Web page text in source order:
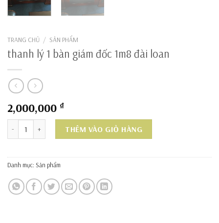
TRANG CHỦ / SẢN PHẨM
thanh lý 1 bàn giám đốc 1m8 đài loan
2,000,000 ₫
thanh lý 1 bàn giám đốc 1m8 đài loan số lượng
THÊM VÀO GIỎ HÀNG
Danh mục: Sản phẩm